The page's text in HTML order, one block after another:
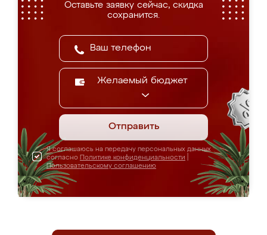
Оставьте заявку сейчас, скидка
сохранится.
Желаемый бюджет
Отправить
Я соглашаюсь на передачу персональных данных
согласно Политике конфиденциальности
Пользовательскому соглашению